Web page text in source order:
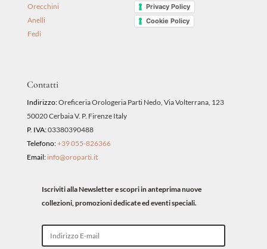
Orecchini
Anelli
Fedi
Privacy Policy
Cookie Policy
Contatti
Indirizzo:Oreficeria Orologeria Parti Nedo, Via Volterrana, 123
50020 Cerbaia V. P. Firenze Italy
P. IVA:03380390488
Telefono:+39 055-826366
Email: info@oroparti.it
Iscriviti alla Newsletter e scopri in anteprima nuove
collezioni, promozioni dedicate ed eventi speciali.